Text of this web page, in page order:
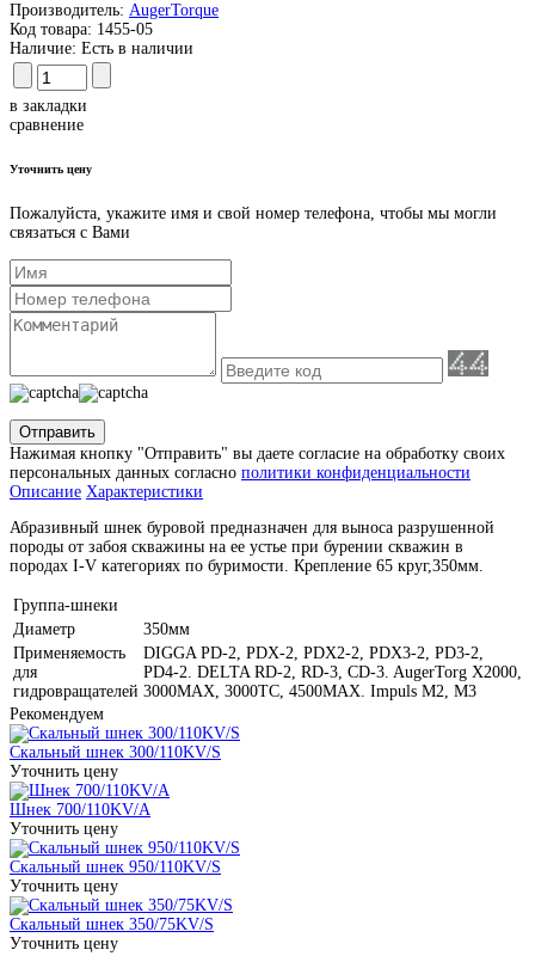
Производитель: AugerTorque
Код товара: 1455-05
Наличие: Есть в наличии
в закладки
сравнение
Уточнить цену
Пожалуйста, укажите имя и свой номер телефона, чтобы мы могли
связаться с Вами
Отправить
Нажимая кнопку "Отправить" вы даете согласие на обработку своих
персональных данных согласно политики конфиденциальности
Описание Характеристики
Абразивный шнек буровой предназначен для выноса разрушенной
породы от забоя скважины на ее устье при бурении скважин в
породах I-V категориях по буримости. Крепление 65 круг,350мм.
Группа-шнеки
Диаметр
350мм
Применяемость
для
гидровращателей
DIGGA PD-2, PDX-2, PDX2-2, PDX3-2, PD3-2,
PD4-2. DELTA RD-2, RD-3, CD-3. AugerTorg X2000,
3000MAX, 3000TC, 4500MAX. Impuls M2, M3
Рекомендуем
Скальный шнек 300/110KV/S
Уточнить цену
Шнек 700/110KV/A
Уточнить цену
Скальный шнек 950/110KV/S
Уточнить цену
Скальный шнек 350/75KV/S
Уточнить цену